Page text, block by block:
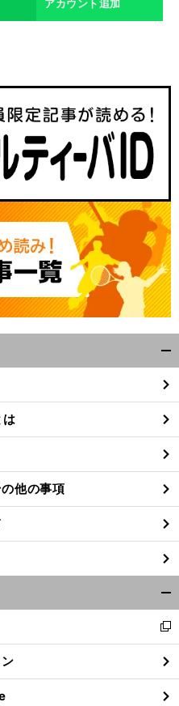
へ
アカウント追加
閉
る
は
他の事項
閉
る
新
し
い
ウ
ィ